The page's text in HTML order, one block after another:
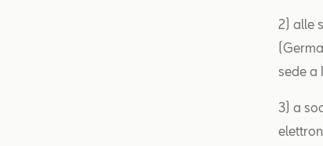
2) alle
sede a
3) a